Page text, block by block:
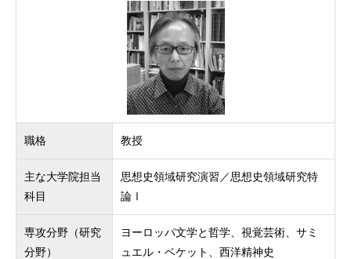
職格 教授
主な大学院担当
科目
思想史領域研究演習／思想史領域研究特
論Ⅰ
専攻分野（研究
分野）
ヨーロッパ文学と哲学、視覚芸術、サミ
ュエル・ベケット、西洋精神史